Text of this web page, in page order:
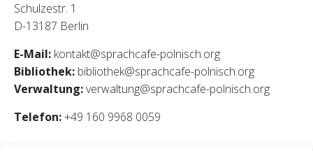
Schulzestr. 1
D-13187 Berlin
E-Mail: kontakt@sprachcafe-polnisch.org
Bibliothek: bibliothek@sprachcafe-polnisch.org
Verwaltung:verwaltung@sprachcafe-polnisch.org
Telefon:+49 160 9968 0059